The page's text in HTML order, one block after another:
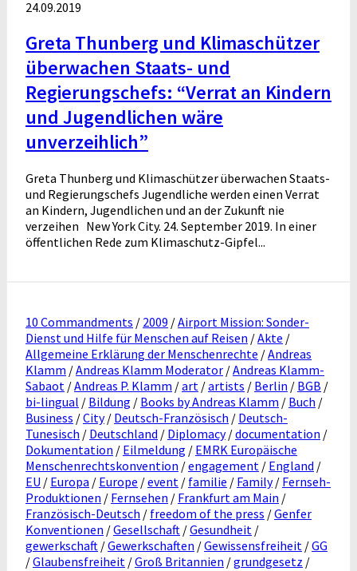
24.09.2019
Greta Thunberg und Klimaschützer
überwachen Staats- und
Regierungschefs: “Verrat an Kindern
und Jugendlichen wäre
unverzeihlich”
Greta Thunberg und Klimaschützer überwachen Staats-
und Regierungschefs Jugendliche werden einen Verrat
an Kindern, Jugendlichen und an der Zukunft nie
verzeihen New York City. 24. September 2019. In einer
öffentlichen Rede zum Klimaschutz-Gipfel...
10 Commandments / 2009 /Airport Mission: Sonder-
Dienst und Hilfe für Menschen auf Reisen /Akte /
Allgemeine Erklärung der Menschenrechte /Andreas
Klamm /Andreas Klamm Moderator /Andreas Klamm-
Sabaot /Andreas P. Klamm /art /artists / Berlin / BGB /
bi-lingual / Bildung / Books by Andreas Klamm / Buch /
Business /City/ Deutsch-Französisch / Deutsch-
Tunesisch / Deutschland / Diplomacy/documentation /
Dokumentation / Eilmeldung / EMRK Europäische
Menschenrechtskonvention /engagement / England /
EU / Europa / Europe /event / familie / Family/ Fernseh-
Produktionen / Fernsehen / Frankfurt am Main /
Französisch-Deutsch / freedom of the press /Genfer
Konventionen /Gesellschaft /Gesundheit /
gewerkschaft /Gewerkschaften /Gewissensfreiheit /GG
/Glaubensfreiheit /Groß Britannien /grundgesetz /